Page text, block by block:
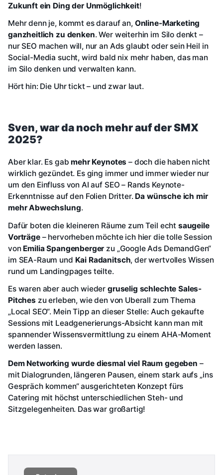
Zukunft ein Ding der Unmöglichkeit!
Mehr denn je, kommt es darauf an, Online-Marketing
ganzheitlich zu denken. Wer weiterhin im Silo denkt –
nur SEO machen will, nur an Ads glaubt oder sein Heil in
Social-Media sucht, wird bald nix mehr haben, das man
im Silo denken und verwalten kann.
Hört hin: Die Uhr tickt – und zwar laut.
Sven, war da noch mehr auf der SMX
2025?
Aber klar. Es gab mehr Keynotes – doch die haben nicht
wirklich gezündet. Es ging immer und immer wieder nur
um den Einfluss von AI auf SEO – Rands Keynote-
Erkenntnisse auf den Folien Dritter. Da wünsche ich mir
mehr Abwechslung.
Dafür boten die kleineren Räume zum Teil echt saugeile
Vorträge– hervorheben möchte ich hier die tolle Session
von Emilia Spangenberger zu „Google Ads DemandGen“
im SEA-Raum und Kai Radanitsch, der wertvolles Wissen
rund um Landingpages teilte.
Es waren aber auch wieder gruselig schlechte Sales-
Pitches zu erleben, wie den von Uberall zum Thema
„Local SEO“. Mein Tipp an dieser Stelle: Auch gekaufte
Sessions mit Leadgenerierungs-Absicht kann man mit
spannender Wissensvermittlung zu einem AHA-Moment
werden lassen.
Dem Networking wurde diesmal viel Raum gegeben –
mit Dialogrunden, längeren Pausen, einem stark aufs „ins
Gespräch kommen“ ausgerichteten Konzept fürs
Catering mit höchst unterschiedlichen Steh- und
Sitzgelegenheiten. Das war großartig!